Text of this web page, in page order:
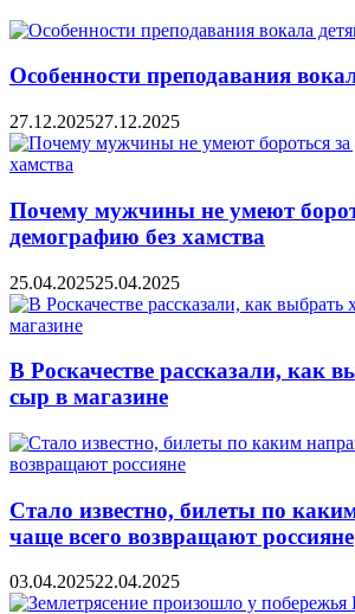
Особенности преподавания
27.12.202527.12.2025
Почему мужчины не умеют
демографию без хамства
25.04.202525.04.2025
В Роскачестве рассказали, как
сыр в магазине
Стало известно, билеты по
чаще всего возвращают россияне
03.04.202522.04.2025